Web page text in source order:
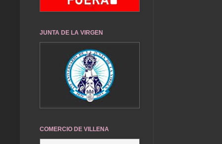
JUNTA DE LA VIRGEN
COMERCIO DE VILLENA